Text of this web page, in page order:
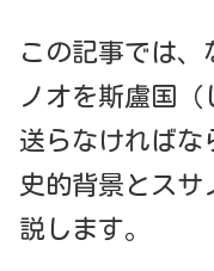
この記事では、
ノオを斯盧国
送らなければな
史的背景とスサ
説します。